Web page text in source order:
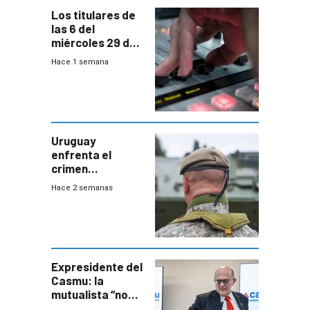
Los titulares de
las 6 del
miércoles 29 de
julio de 2026
Hace 1 semana
Uruguay
enfrenta el
crimen
organizado con
seguridad
Hace 2 semanas
Expresidente del
Casmu: la
mutualista “no